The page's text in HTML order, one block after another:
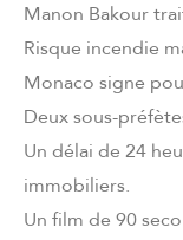
Manon Bakour
Risque incendie
Monaco signe
Deux sous-
Un délai de 24
immobiliers.
Un film de 90